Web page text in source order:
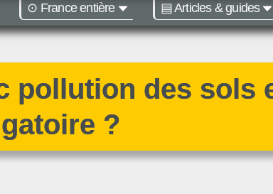
⊙ France entière ▤ Articles & guides
Bordeaux
pollution des sols
?